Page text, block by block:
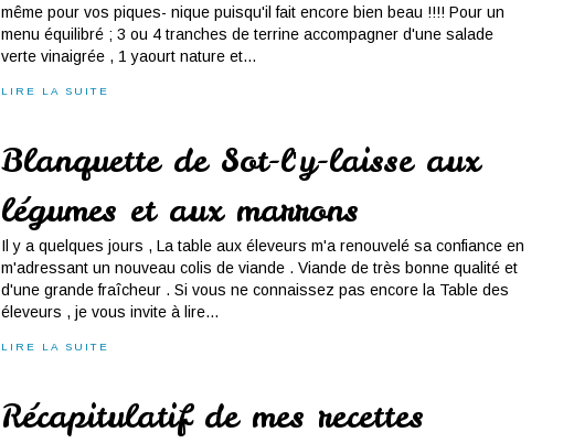
même pour vos piques- nique puisqu'il fait encore bien beau !!!! Pour un
menu équilibré ; 3 ou 4 tranches de terrine accompagner d'une salade
verte vinaigrée , 1 yaourt nature et...
LIRE LA SUITE
Blanquette de Sot-l'y-laisse aux
légumes et aux marrons
Il y a quelques jours , La table aux éleveurs m'a renouvelé sa confiance en
m'adressant un nouveau colis de viande . Viande de très bonne qualité et
d'une grande fraîcheur . Si vous ne connaissez pas encore la Table des
éleveurs , je vous invite à lire...
LIRE LA SUITE
Récapitulatif de mes recettes